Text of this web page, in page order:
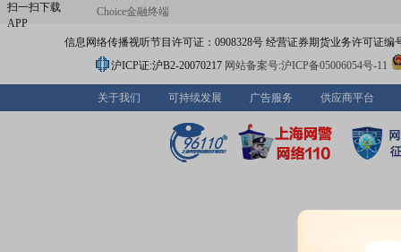
扫一扫下载
APP
Choice金融终端
信息网络传播视听节目许可证：0908328号 经营证券期货业务许可证编
沪ICP证:沪B2-20070217 网站备案号:沪ICP备05006054号-11
关于我们 可持续发展 广告服务 供应商平台